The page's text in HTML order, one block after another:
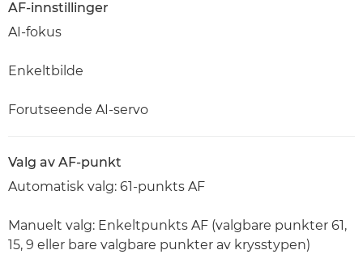
AF-innstillinger
AI-fokus
Enkeltbilde
Forutseende AI-servo
Valg av AF-punkt
Automatisk valg: 61-punkts AF
Manuelt valg: Enkeltpunkts AF (valgbare punkter 61,
15, 9 eller bare valgbare punkter av krysstypen)